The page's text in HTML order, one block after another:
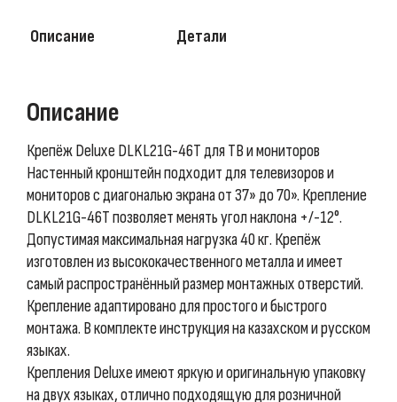
Описание Детали
Описание
Крепёж Deluxe DLKL21G-46T для ТВ и мониторов
Настенный кронштейн подходит для телевизоров и
мониторов с диагональю экрана от 37» до 70». Крепление
DLKL21G-46T позволяет менять угол наклона +/-12°.
Допустимая максимальная нагрузка 40 кг. Крепёж
изготовлен из высококачественного металла и имеет
самый распространённый размер монтажных отверстий.
Крепление адаптировано для простого и быстрого
монтажа. В комплекте инструкция на казахском и русском
языках.
Крепления Deluxe имеют яркую и оригинальную упаковку
на двух языках, отлично подходящую для розничной